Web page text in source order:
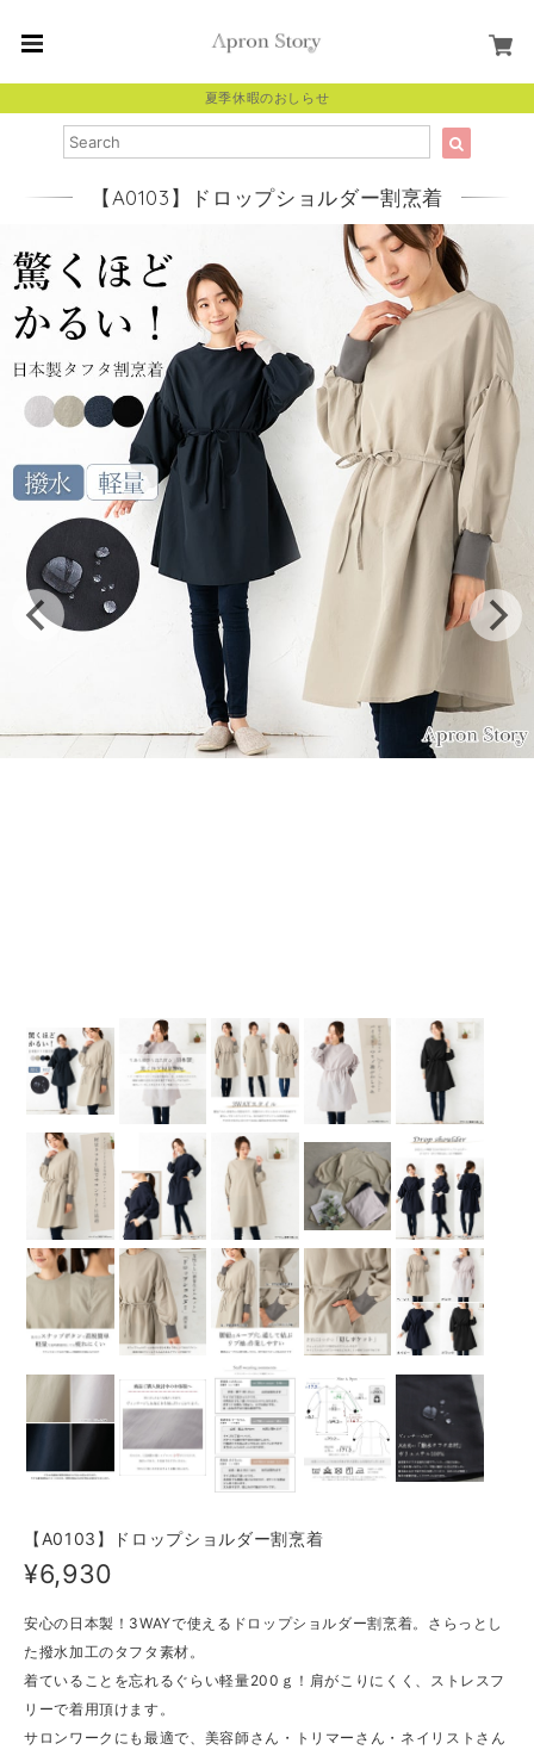
夏季休暇のおしらせ
【A0103】ドロップショルダー割烹着
【A0103】ドロップショルダー割烹着
¥6,930
安心の日本製！3WAYで使えるドロップショルダー割烹着。さらっとし
た撥水加工のタフタ素材。
着ていることを忘れるぐらい軽量200ｇ！肩がこりにくく、ストレスフ
リーで着用頂けます。
サロンワークにも最適で、美容師さん・トリマーさん・ネイリストさん